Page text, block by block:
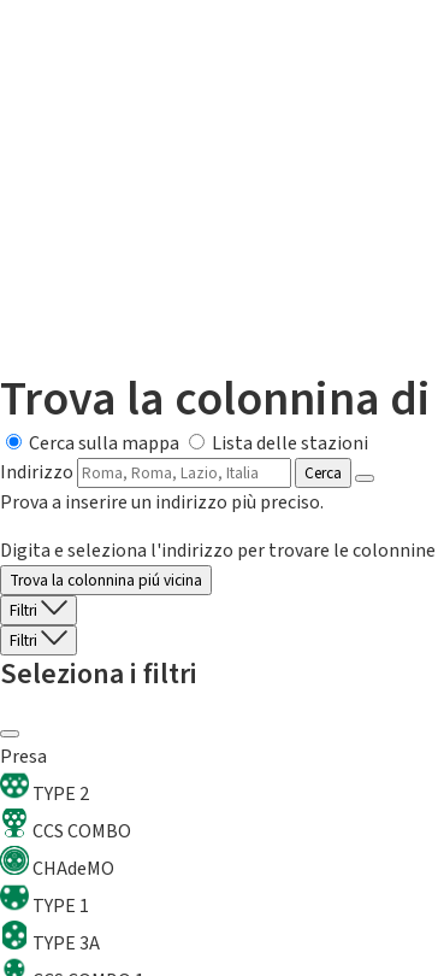
Trova la colonnina
Cerca sulla mappa
Lista delle stazioni
Indirizzo
Cerca
Prova a inserire un indirizzo più preciso.
Digita e seleziona l'indirizzo per trovare le
Trova la colonnina piú vicina
Filtri
Filtri
Seleziona i filtri
Presa
TYPE 2
CCS COMBO
CHAdeMO
TYPE 1
TYPE 3A